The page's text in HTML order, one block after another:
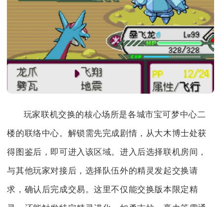
玩家联机交换的核心场所是各城市宝可梦中心二
楼的联络中心。解锁需先完成剧情，从大木博士处获
得图鉴后，即可进入该区域。进入后选择联机房间，
与其他玩家对接后，选择队伍外的精灵发起交换请
求，确认后完成交易。这里不仅能交换版本限定精